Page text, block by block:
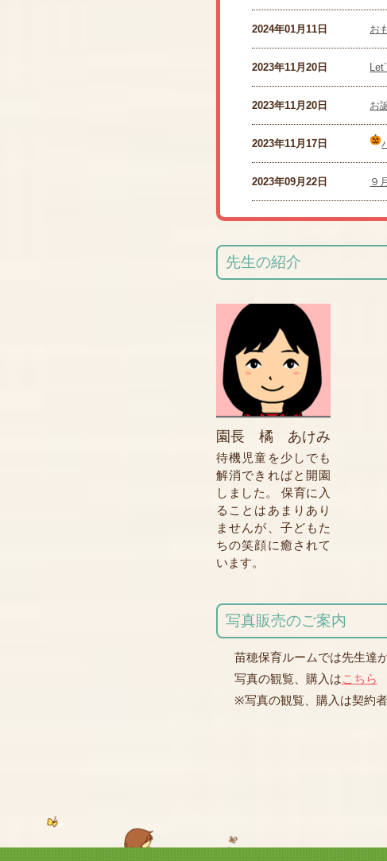
2024年01月11日 お
2023年11月20日
2023年11月20日 お
2023年11月17日
2023年09月22日 ９
先生の紹介
園長 橘 あけみ
待機児童を少しでも
解消できればと開園
しました。 保育に入
ることはあまりあり
ませんが、子どもた
ちの笑顔に癒されて
います。
写真販売のご案内
苗穂保育ルームでは先生達
写真の観覧、購入はこちら
※写真の観覧、購入は契約者